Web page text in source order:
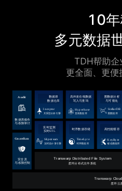
10
多元数据
TDH帮助企
更全面、更